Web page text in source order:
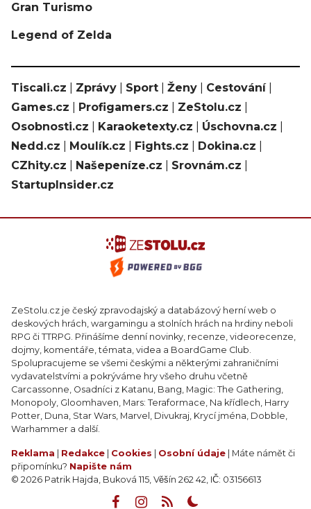
Gran Turismo
Legend of Zelda
Tiscali.cz Zprávy Sport Ženy Cestování|
Games.cz
Profigamers.cz ZeStolu.cz
Osobnosti.cz
Karaoketexty.cz Úschovna.cz
Nedd.cz
Moulík.cz Fights.cz Dokina.cz
CZhity.cz
Našepeníze.cz Srovnám.cz
StartupInsider.cz
ZeStolu.cz je český zpravodajský a databázový herní web o
deskových hrách, wargamingu a stolních hrách na hrdiny neboli
RPG či TTRPG. Přinášíme denní novinky, recenze, videorecenze,
dojmy, komentáře, témata, videa a BoardGame Club.
Spolupracujeme se všemi českými a některými zahraničními
vydavatelstvími a pokrýváme hry všeho druhu včetně
Carcassonne, Osadníci z Katanu, Bang, Magic: The Gathering,
Monopoly, Gloomhaven, Mars: Teraformace, Na křídlech, Harry
Potter, Duna, Star Wars, Marvel, Divukraj, Krycí jména, Dobble,
Warhammer a další.
Reklama Redakce Cookies Osobní údaje | Máte námět či
připomínku? Napište nám
© 2026 Patrik Hajda, Buková 115, Věšín 262 42, IČ: 03156613